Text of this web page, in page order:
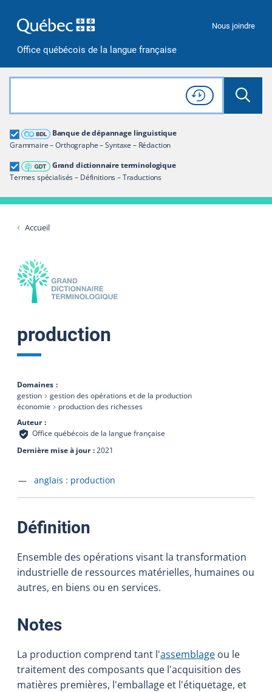
Office québécois de la langue française
Nous joindre
Rechercher dans tout le site
Lancer
Consulter l'
Historique
de recherche
Banque de dépannage linguistique
Grammaire – Orthographe – Syntaxe – Rédaction
Grand dictionnaire terminologique
Termes spécialisés – Définitions – Traductions
Grand dictionnaire terminologique
Restreindre aux termes
Accueil
production
Domaines
gestion
gestion des opérations et de la production
économie
production des richesses
Auteur
Office québécois de la langue française
Dernière mise à jour 2021
Accéder à la fiche en
anglais : production
Définition
Ensemble des opérations visant la transformation
industrielle de ressources matérielles, humaines ou
autres, en biens ou en services.
Notes:
La production comprend tant l'assemblage ou le
traitement des composants que l'acquisition des
matières premières, l'emballage et l'étiquetage, et